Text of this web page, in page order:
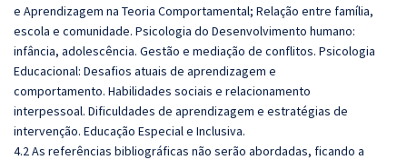
e Aprendizagem na Teoria Comportamental; Relação entre família,
escola e comunidade. Psicologia do Desenvolvimento humano:
infância, adolescência. Gestão e mediação de conflitos. Psicologia
Educacional: Desafios atuais de aprendizagem e
comportamento. Habilidades sociais e relacionamento
interpessoal. Dificuldades de aprendizagem e estratégias de
intervenção. Educação Especial e Inclusiva.
4.2 As referências bibliográficas não serão abordadas, ficando a